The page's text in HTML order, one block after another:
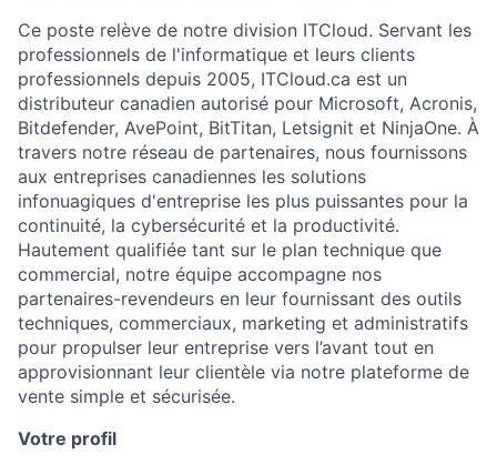
Ce poste relève de notre division ITCloud. Servant les
professionnels de l'informatique et leurs clients
professionnels depuis 2005, ITCloud.ca est un
distributeur canadien autorisé pour Microsoft, Acronis,
Bitdefender, AvePoint, BitTitan, Letsignit et NinjaOne. À
travers notre réseau de partenaires, nous fournissons
aux entreprises canadiennes les solutions
infonuagiques d'entreprise les plus puissantes pour la
continuité, la cybersécurité et la productivité.
Hautement qualifiée tant sur le plan technique que
commercial, notre équipe accompagne nos
partenaires-revendeurs en leur fournissant des outils
techniques, commerciaux, marketing et administratifs
pour propulser leur entreprise vers l’avant tout en
approvisionnant leur clientèle via notre plateforme de
vente simple et sécurisée.
Votre profil